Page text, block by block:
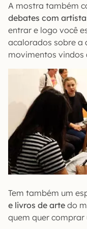
A mostra também
debates com
entrar e logo você
acalorados sobre a
movimentos vindos
Tem também um
e livros de arte do
quem quer comprar